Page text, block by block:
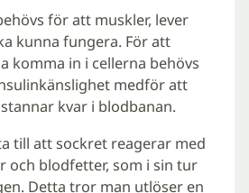
för att muskler, lever
kunna fungera. För att
komma in i cellerna behövs
medför att
kvar i blodbanan.
till att sockret reagerar med
och blodfetter, som i sin tur
Detta tror man utlöser en